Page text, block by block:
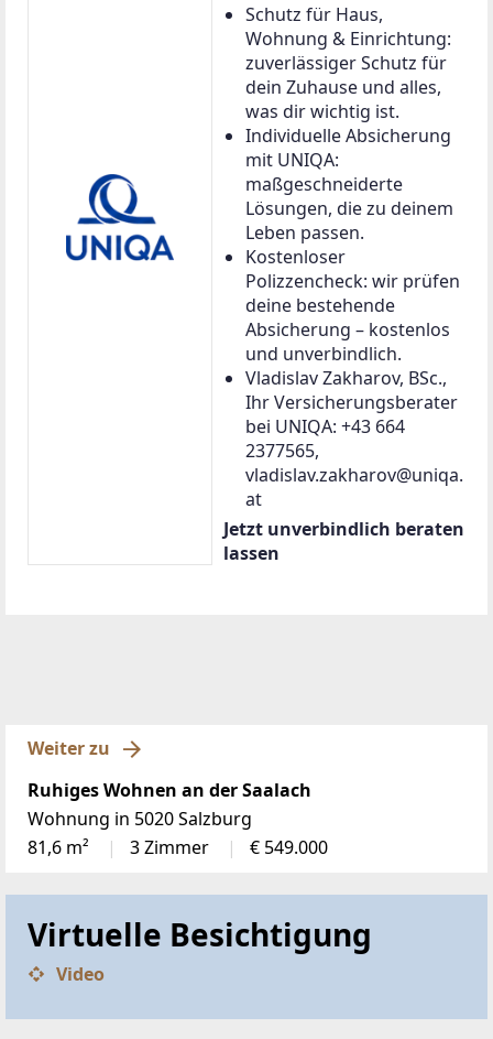
Schutz für Haus,
Wohnung & Einrichtung:
zuverlässiger Schutz für
dein Zuhause und alles,
was dir wichtig ist.
Individuelle Absicherung
mit UNIQA:
maßgeschneiderte
Lösungen, die zu deinem
Leben passen.
Kostenloser
Polizzencheck: wir prüfen
deine bestehende
Absicherung – kostenlos
und unverbindlich.
Vladislav Zakharov, BSc.,
Ihr Versicherungsberater
bei UNIQA: +43 664
2377565,
vladislav.zakharov@uniqa.
at
Jetzt unverbindlich beraten
lassen
Weiter zu
Ruhiges Wohnen an der Saalach
Wohnung in 5020 Salzburg
81,6 m²
3 Zimmer € 549.000
Virtuelle Besichtigung
Video